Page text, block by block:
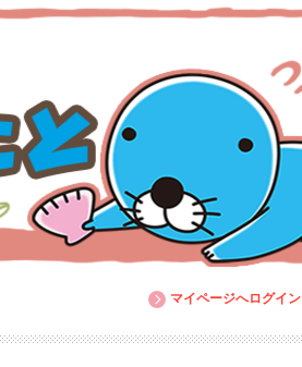
マイページへログイン